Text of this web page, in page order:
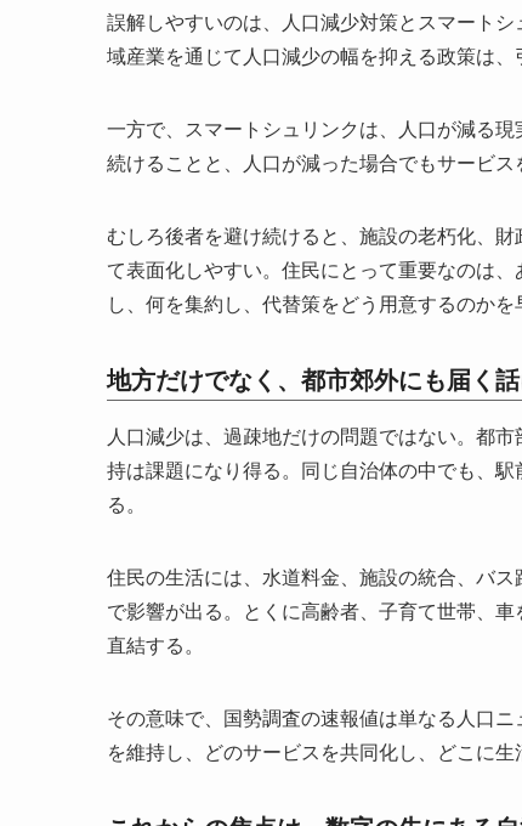
誤解しやすいのは、人口減少対策とスマート
域産業を通じて人口減少の幅を抑える政策は、
一方で、スマートシュリンクは、人口が減る
続けることと、人口が減った場合でもサービ
むしろ後者を避け続けると、施設の老朽化、
て表面化しやすい。住民にとって重要なのは
し、何を集約し、代替策をどう用意するのかを
地方だけでなく、都市郊外にも届く
人口減少は、過疎地だけの問題ではない。都
持は課題になり得る。同じ自治体の中でも、
る。
住民の生活には、水道料金、施設の統合、バ
で影響が出る。とくに高齢者、子育て世帯、
直結する。
その意味で、国勢調査の速報値は単なる人口
を維持し、どのサービスを共同化し、どこに